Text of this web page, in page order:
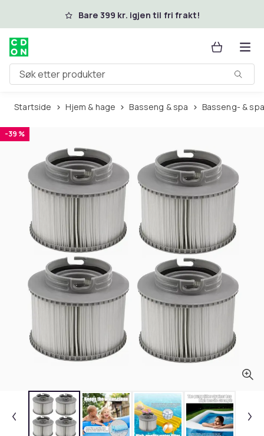
Hopp til hovedinnholdBare 399 kr. igjen til fri frakt!
Søk etter produkter
Startside Hjem & hage Basseng & spa Basseng- &
-39 %